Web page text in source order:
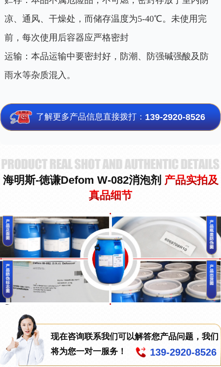
凉、通风、干燥处，而储存温度为5-40℃。未使用完
前，每次使用后容器应严格密封
运输：本品运输中要密封好，防潮、防强碱强酸及防
雨水等杂质混入。
了解更多产品信息直接拨打：139-2920-8526
海明斯-徳谦Defom W-082消泡剂 产品实拍及
真品细节
现在咨询联系我们可以解答您产品问题，我们
将为您一对一服务！
139-2920-8526